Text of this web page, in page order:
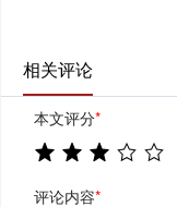
相关评论
本文评分*
评论内容*